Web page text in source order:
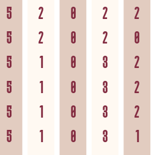
5
2 0 2 2
5 2 0 2 0
5 1 0 3
2
5
1 0 3
2
5
1 0 3
2
5
1 0 3 1